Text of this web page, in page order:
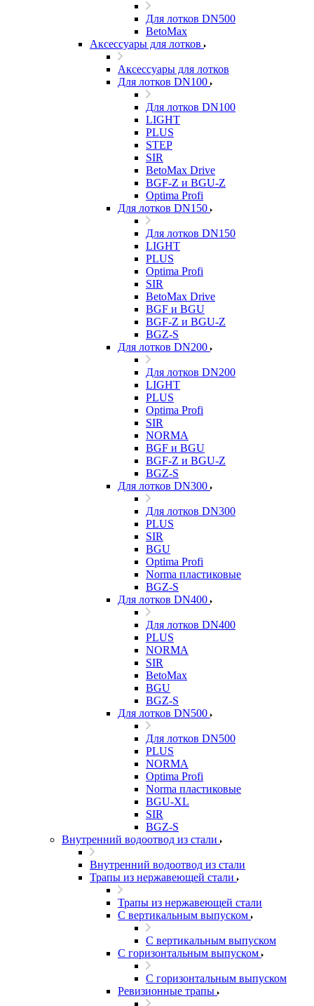
Для лотков DN500
BetoMax
Аксессуары для лотков
Аксессуары для лотков
Для лотков DN100
Для лотков DN100
LIGHT
PLUS
STEP
SIR
BetoMax Drive
BGF-Z и BGU-Z
Optima Profi
Для лотков DN150
Для лотков DN150
LIGHT
PLUS
Optima Profi
SIR
BetoMax Drive
BGF и BGU
BGF-Z и BGU-Z
BGZ-S
Для лотков DN200
Для лотков DN200
LIGHT
PLUS
Optima Profi
SIR
NORMA
BGF и BGU
BGF-Z и BGU-Z
BGZ-S
Для лотков DN300
Для лотков DN300
PLUS
SIR
BGU
Optima Profi
Norma пластиковые
BGZ-S
Для лотков DN400
Для лотков DN400
PLUS
NORMA
SIR
BetoMax
BGU
BGZ-S
Для лотков DN500
Для лотков DN500
PLUS
NORMA
Optima Profi
Norma пластиковые
BGU-XL
SIR
BGZ-S
Внутренний водоотвод из стали
Внутренний водоотвод из стали
Трапы из нержавеющей стали
Трапы из нержавеющей стали
С вертикальным выпуском
С вертикальным выпуском
С горизонтальным выпуском
С горизонтальным выпуском
Ревизионные трапы